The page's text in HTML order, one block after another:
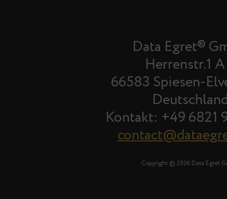
Data Egret®
Herrenstr.1
66583 Spiesen-
Kontakt: +49 6821
Copyright © 2026 Data Egret